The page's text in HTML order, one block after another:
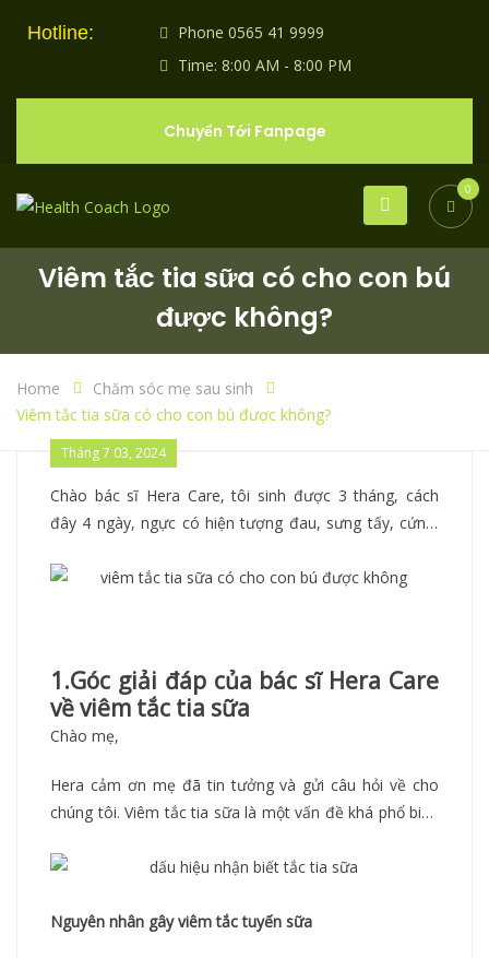
Hotline:
Phone 0565 41 9999
Time: 8:00 AM - 8:00 PM
Chuyển Tới Fanpage
0
Viêm tắc tia sữa có cho con bú
được không?
Home
Chăm sóc mẹ sau sinh
Viêm tắc tia sữa có cho con bú được không?
Tháng 7 03, 2024
Chào bác sĩ Hera Care, tôi sinh được 3 tháng, cách
đây 4 ngày, ngực có hiện tượng đau, sưng tấy, cứng,
tắc tia sữa, xin chuyên gia chia sẻ thêm về vấn đề này.
Hera chia sẻ để các mẹ cùng biết.
1.Góc giải đáp của bác sĩ Hera Care
về viêm tắc tia sữa
Chào mẹ,
Hera cảm ơn mẹ đã tin tưởng và gửi câu hỏi về cho
chúng tôi. Viêm tắc tia sữa là một vấn đề khá phổ biến
bú. Hiện tượng này xảy ra khi các ống dẫn sữa trong
ngoài một cách bình thường. Điều này có thể gây ra
Nguyên nhân gây viêm tắc tuyến sữa